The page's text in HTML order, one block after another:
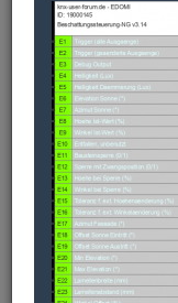
ETS
Edomi
ID
19000145 Astro